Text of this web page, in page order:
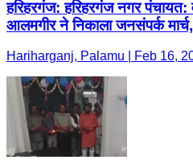
हरिहरगंज: हरिहरगंज नगर पंचायत:
आलमगीर ने निकाला जनसंपर्क
Hariharganj, Palamu | Feb 16,